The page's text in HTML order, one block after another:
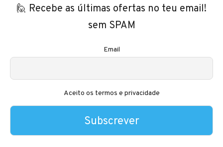
🙋 Recebe as últimas ofertas no teu email!
sem SPAM
Email
Aceito os termos e privacidade